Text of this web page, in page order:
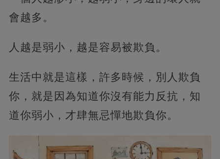
會越多。
人越是弱小，越是容易被欺負。
生活中就是這樣，許多時候，別人欺負
你，就是因為知道你沒有能力反抗，知
道你弱小，才肆無忌憚地欺負你。